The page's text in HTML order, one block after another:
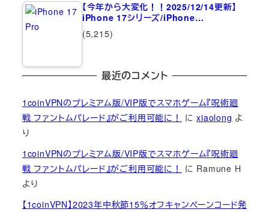
【今年から大変化！！2025/12/14更新】
iPhone 17シリーズ/iPhone…
(5,215)
最近のコメント
1coinVPNのプレミアム版/VIP版でスマホゲーム『呪術廻
戦 ファントムパレード』がご利用可能に！
にxiaolong よ
り
1coinVPNのプレミアム版/VIP版でスマホゲーム『呪術廻
戦 ファントムパレード』がご利用可能に！
に Ramune H
より
【1coinVPN】2023年中秋節15％オフキャンペーンコード発